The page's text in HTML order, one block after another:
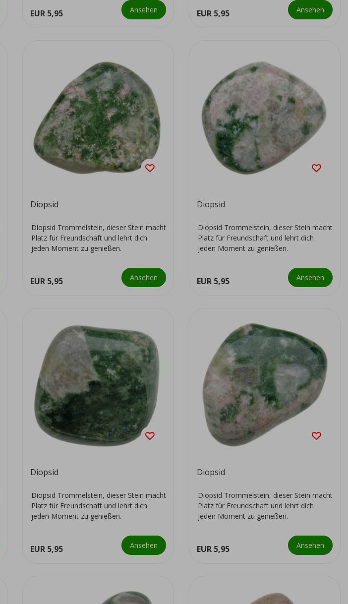
EUR 5,95 Ansehen EUR 5,95 Ansehen
Diopsid
Diopsid Trommelstein, dieser Stein macht
Platz für Freundschaft und lehrt dich
jeden Moment zu genießen.
EUR 5,95 Ansehen
Diopsid
Diopsid Trommelstein, dieser Stein macht
Platz für Freundschaft und lehrt dich
jeden Moment zu genießen.
EUR 5,95 Ansehen
Diopsid
Diopsid Trommelstein, dieser Stein macht
Platz für Freundschaft und lehrt dich
jeden Moment zu genießen.
EUR 5,95 Ansehen
Diopsid
Diopsid Trommelstein, dieser Stein macht
Platz für Freundschaft und lehrt dich
jeden Moment zu genießen.
EUR 5,95 Ansehen